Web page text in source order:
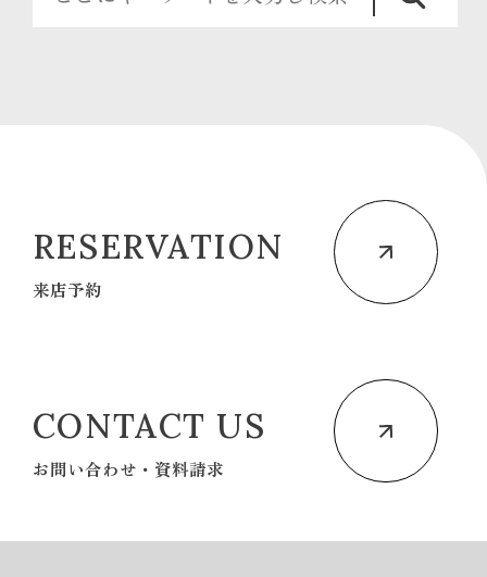
RESERVATION
来店予約
CONTACT US
お問い合わせ・資料請求